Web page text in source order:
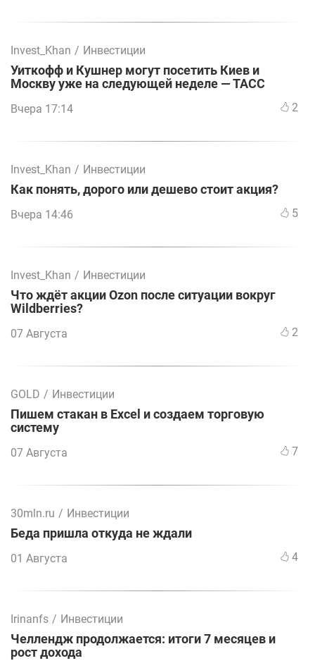
Invest_Khan / Инвестиции
Уиткофф и Кушнер могут посетить Киев и
Москву уже на следующей неделе — ТАСС
Вчера 17:14 2
Invest_Khan / Инвестиции
Как понять, дорого или дешево стоит акция?
Вчера 14:46 5
Invest_Khan / Инвестиции
Что ждёт акции Ozon после ситуации вокруг
Wildberries?
07 Августа 2
GOLD / Инвестиции
Пишем стакан в Excel и создаем торговую
систему
07 Августа 7
30mln.ru / Инвестиции
Беда пришла откуда не ждали
01 Августа 4
Irinanfs / Инвестиции
Челлендж продолжается: итоги 7 месяцев и
рост дохода